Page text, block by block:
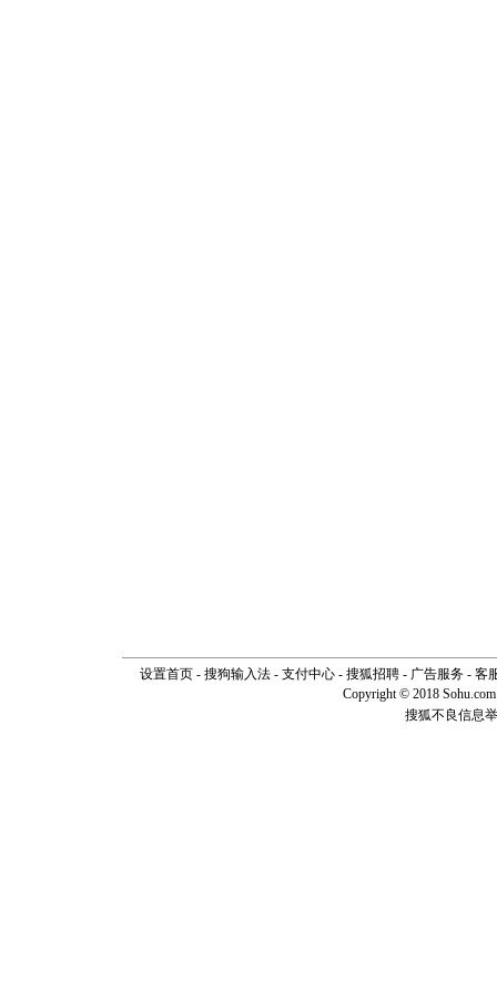
设置首页- 搜狗输入法- 支付中心- 搜狐招聘- 广告服务- 客
Copyright © 2018
搜狐不良信息